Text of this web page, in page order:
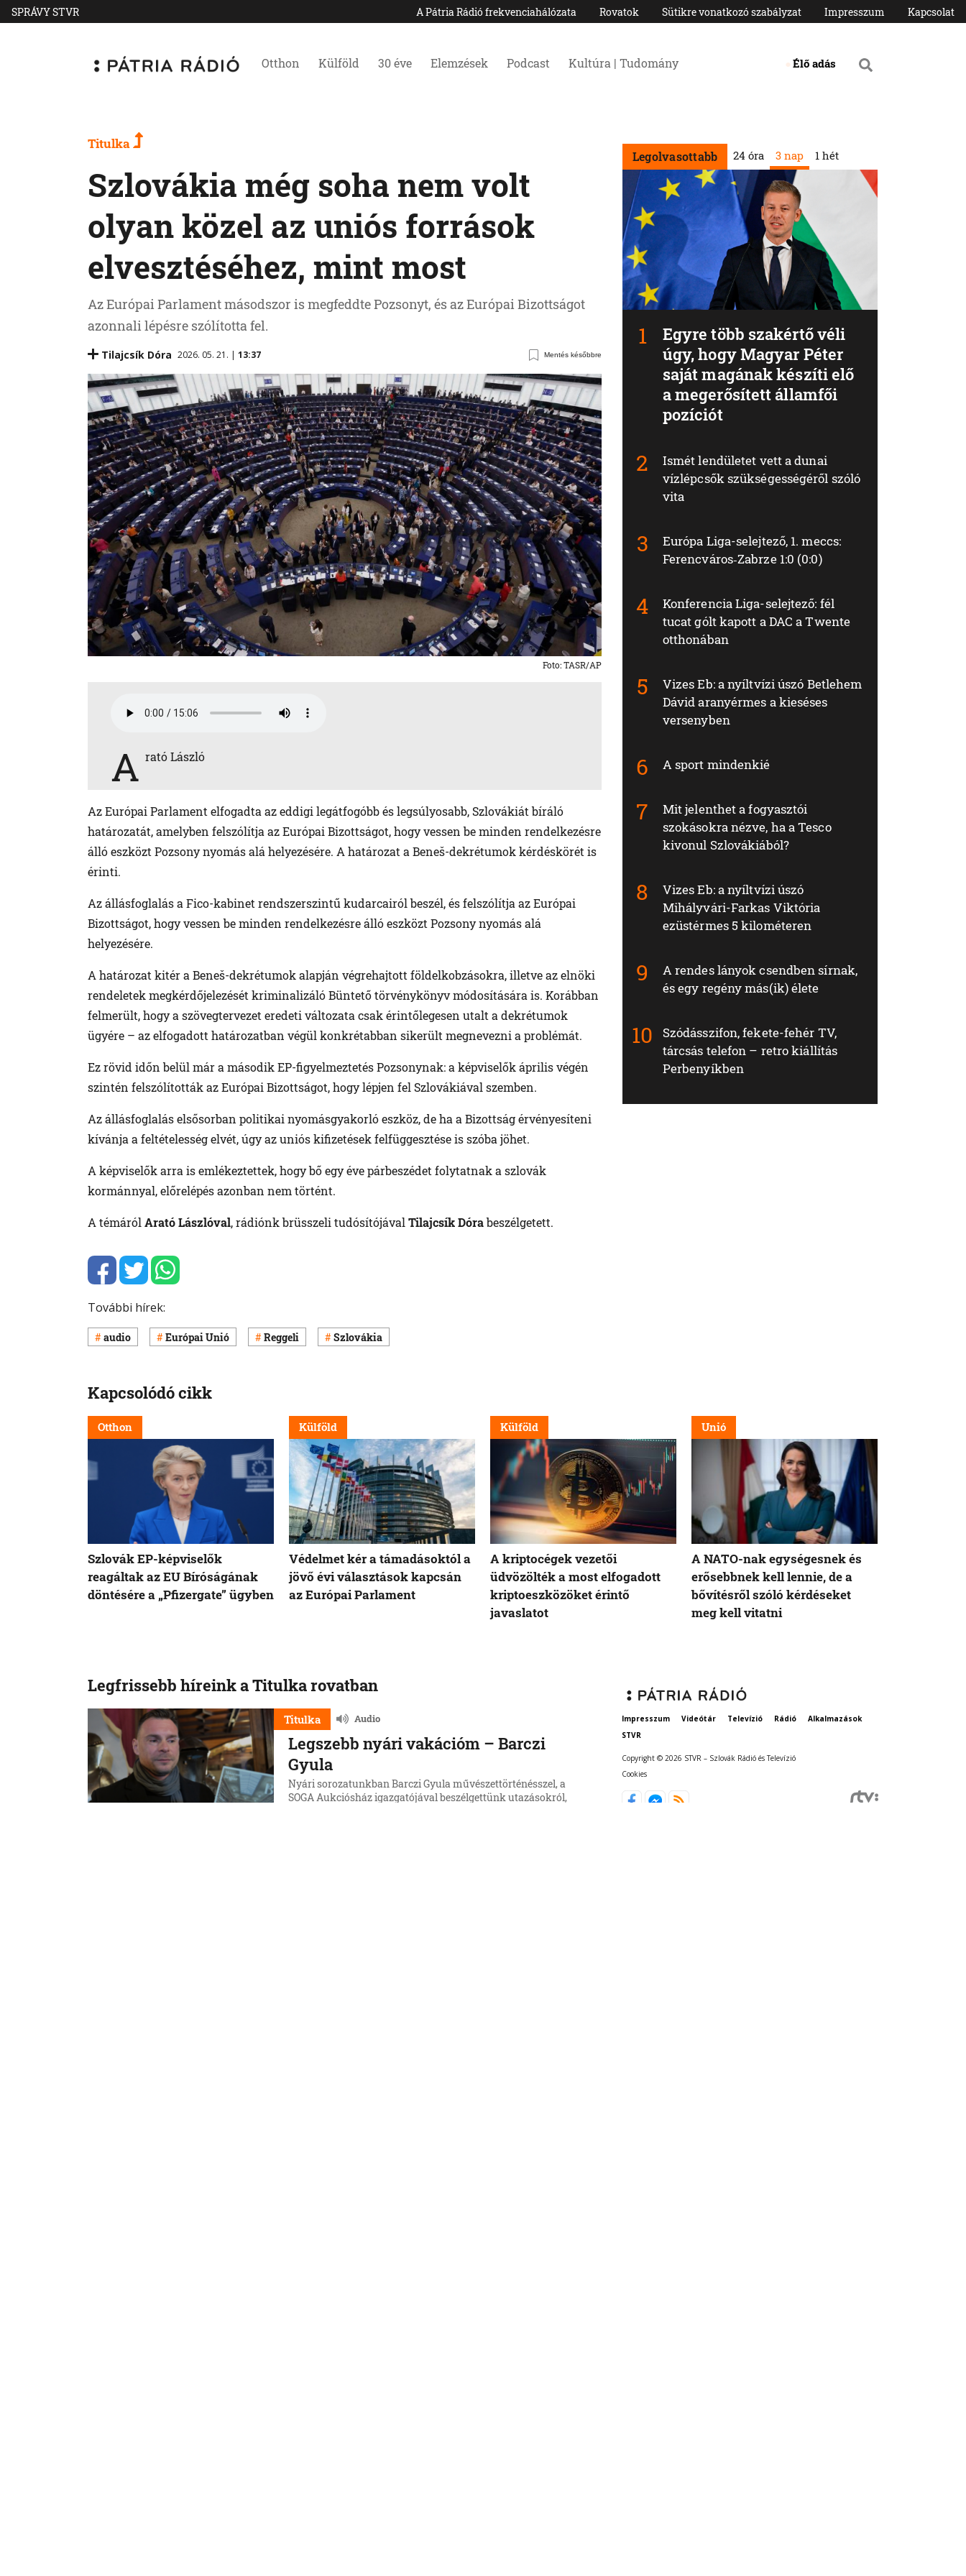
SPRÁVY STVR A Pátria Rádió frekvenciahálózata Rovatok Sütikre vonatkozó szabályzat Impresszum Kapcsolat
Otthon Külföld 30 éve Elemzések Podcast Kultúra | Tudomány Élő adás
Titulka
Szlovákia még soha nem volt
olyan közel az uniós források
elvesztéséhez, mint most
Az Európai Parlament másodszor is megfeddte Pozsonyt, és az Európai Bizottságot
azonnali lépésre szólította fel.
Tilajcsík Dóra 2026. 05. 21. | 13:37 Mentés későbbre
Foto: TASR/AP
A rató László
Az Európai Parlament elfogadta az eddigi legátfogóbb és legsúlyosabb, Szlovákiát bíráló
határozatát, amelyben felszólítja az Európai Bizottságot, hogy vessen be minden rendelkezésre
álló eszközt Pozsony nyomás alá helyezésére. A határozat a Beneš-dekrétumok kérdéskörét is
érinti.
Az állásfoglalás a Fico-kabinet rendszerszintű kudarcairól beszél, és felszólítja az Európai
Bizottságot, hogy vessen be minden rendelkezésre álló eszközt Pozsony nyomás alá
helyezésére.
A határozat kitér a Beneš-dekrétumok alapján végrehajtott földelkobzásokra, illetve az elnöki
rendeletek megkérdőjelezését kriminalizáló Büntető törvénykönyv módosítására is. Korábban
felmerült, hogy a szövegtervezet eredeti változata csak érintőlegesen utalt a dekrétumok
ügyére – az elfogadott határozatban végül konkrétabban sikerült megnevezni a problémát.
Ez rövid időn belül már a második EP-figyelmeztetés Pozsonynak: a képviselők április végén
szintén felszólították az Európai Bizottságot, hogy lépjen fel Szlovákiával szemben.
Az állásfoglalás elsősorban politikai nyomásgyakorló eszköz, de ha a Bizottság érvényesíteni
kívánja a feltételesség elvét, úgy az uniós kifizetések felfüggesztése is szóba jöhet.
A képviselők arra is emlékeztettek, hogy bő egy éve párbeszédet folytatnak a szlovák
kormánnyal, előrelépés azonban nem történt.
A témáról Arató Lászlóval, rádiónk brüsszeli tudósítójával Tilajcsík Dórabeszélgetett.
További hírek:
audio Európai Unió Reggeli Szlovákia
Legolvasottabb 24 óra 3 nap
Egyre több szakértő véli
úgy, hogy Magyar Péter
saját magának készíti elő
a megerősített államfői
pozíciót
Ismét lendületet vett a dunai
vízlépcsők szükségességéről szóló
vita
Európa Liga-selejtező, 1. meccs:
Ferencváros‑Zabrze 1:0 (0:0)
Konferencia Liga-selejtező: fél
tucat gólt kapott a DAC a Twente
otthonában
Vizes Eb: a nyíltvízi úszó Betlehem
Dávid aranyérmes a kieséses
versenyben
A sport mindenkié
Mit jelenthet a fogyasztói
szokásokra nézve, ha a Tesco
kivonul Szlovákiából?
Vizes Eb: a nyíltvízi úszó
Mihályvári-Farkas Viktória
ezüstérmes 5 kilométeren
A rendes lányok csendben sírnak,
és egy regény más(ik) élete
Szódásszifon, fekete-fehér TV,
tárcsás telefon – retro kiállítás
Perbenyíkben
1 hét
Kapcsolódó cikk
Otthon
Szlovák EP-képviselők
reagáltak az EU Bíróságának
döntésére a „Pfizergate” ügyben
Külföld
Védelmet kér a támadásoktól a
jövő évi választások kapcsán
az Európai Parlament
Külföld
A kriptocégek vezetői
üdvözölték a most elfogadott
kriptoeszközöket érintő
javaslatot
Unió
A NATO-nak egységesnek és
erősebbnek kell lennie, de a
bővítésről szóló kérdéseket
meg kell vitatni
Legfrissebb híreink a Titulka rovatban
Titulka Audio
Legszebb nyári vakációm – Barczi
Gyula
Nyári sorozatunkban Barczi Gyula művészettörténésszel, a
SOGA Aukciósház igazgatójával beszélgettünk utazásokról,
Impresszum Videótár Televízió Rádió
Alkalmazások
STVR
Copyright © 2026 STVR – Szlovák Rádió és Televízió
Cookies